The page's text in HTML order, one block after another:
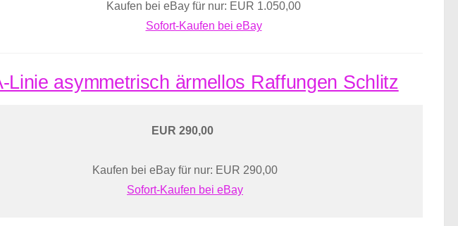
Kaufen bei eBay für nur: EUR 1.050,00
Sofort-Kaufen bei eBay
asymmetrisch ärmellos Raffungen Schlitz
EUR 290,00
Kaufen bei eBay für nur: EUR 290,00
Sofort-Kaufen bei eBay